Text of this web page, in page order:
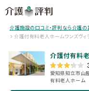
介護施設の口コミ・評判なら介護の
介護付有料老人ホームワンズヴィ
介護付有料
愛知県知立市山
有料老人ホーム